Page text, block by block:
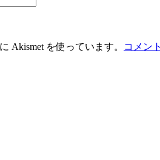
Akismet を使っています。 コメン